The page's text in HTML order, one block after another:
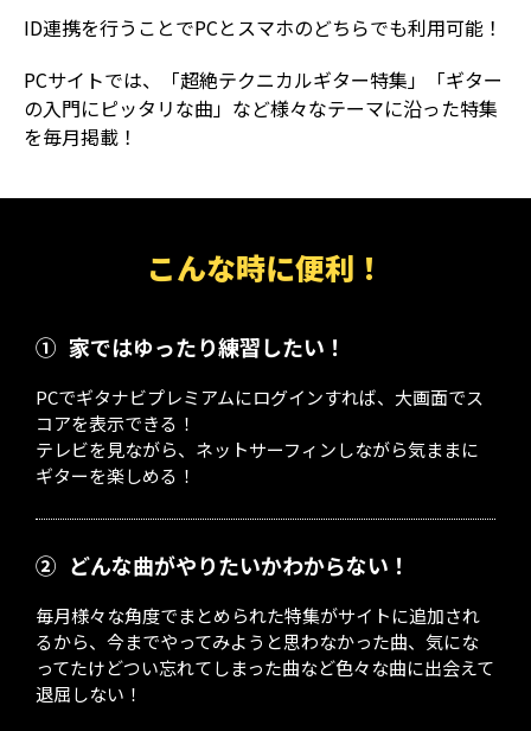
ID連携を行うことでPCとスマホのどちらでも利用可能！
PCサイトでは、「超絶テクニカルギター特集」「ギター
の入門にピッタリな曲」など様々なテーマに沿った特集
を毎月掲載！
こんな時に便利！
① 家ではゆったり練習したい！
PCでギタナビプレミアムにログインすれば、大画面でス
コアを表示できる！
テレビを見ながら、ネットサーフィンしながら気ままに
ギターを楽しめる！
② どんな曲がやりたいかわからない！
毎月様々な角度でまとめられた特集がサイトに追加され
るから、今までやってみようと思わなかった曲、気にな
ってたけどつい忘れてしまった曲など色々な曲に出会えて
退屈しない！